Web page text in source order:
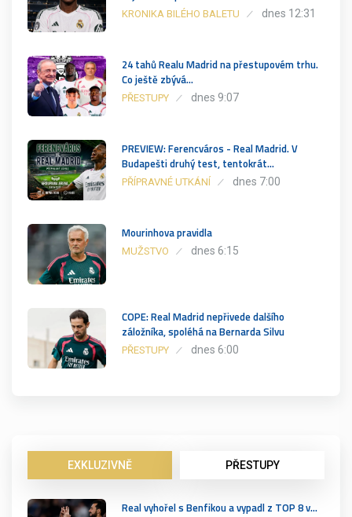
KRONIKA BILÉHO BALETU dnes 12:31
24 tahů Realu Madrid na přestupovém trhu.
Co ještě zbývá…
PŘESTUPY dnes 9:07
PREVIEW: Ferencváros - Real Madrid. V
Budapešti druhý test, tentokrát…
PŘÍPRAVNÉ UTKÁNÍ dnes 7:00
Mourinhova pravidla
MUŽSTVO dnes 6:15
COPE: Real Madrid nepřivede dalšího
záložníka, spoléhá na Bernarda Silvu
PŘESTUPY dnes 6:00
EXKLUZIVNĚ PŘESTUPY
Real vyhořel s Benfikou a vypadl z TOP 8 v…